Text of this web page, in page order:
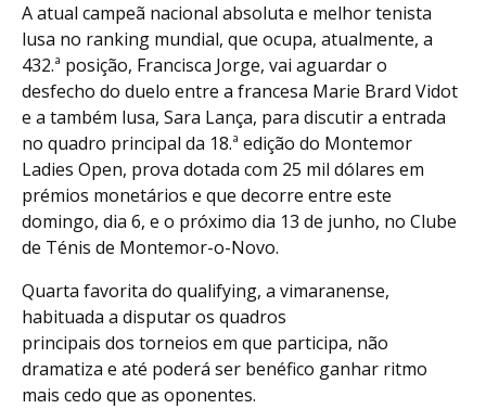
A atual campeã nacional absoluta e melhor tenista
lusa no ranking mundial, que ocupa, atualmente, a
432.ª posição, Francisca Jorge, vai aguardar o
desfecho do duelo entre a francesa Marie Brard Vidot
e a também lusa, Sara Lança, para discutir a entrada
no quadro principal da 18.ª edição do Montemor
Ladies Open, prova dotada com 25 mil dólares em
prémios monetários e que decorre entre este
domingo, dia 6, e o próximo dia 13 de junho, no Clube
de Ténis de Montemor-o-Novo.
Quarta favorita do qualifying, a vimaranense,
habituada a disputar os quadros
principais dos torneios em que participa, não
dramatiza e até poderá ser benéfico ganhar ritmo
mais cedo que as oponentes.